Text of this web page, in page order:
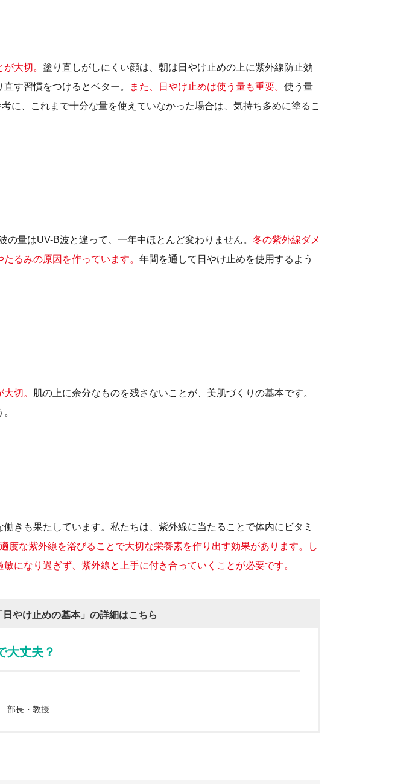
大切。 塗り直しがしにくい顔は、朝は日やけ止めの上に紫外線防止効
す習慣をつけるとベター。
また、日やけ止めは使う量も重要。 使う量
に、これまで十分な量を使えていなかった場合は、気持ち多めに塗るこ
量はUV-B波と違って、一年中ほとんど変わりません。 冬の紫外線ダメ
るみの原因を作っています。 年間を通して日やけ止めを使用するよう
切。
肌の上に余分なものを残さないことが、美肌づくりの基本です。
きも果たしています。私たちは、紫外線に当たることで体内にビタミ
適度な紫外線を浴びることで大切な栄養素を作り出す効果があります。し
になり過ぎず、紫外線と上手に付き合っていくことが必要です。
日やけ止めの基本」の詳細はこちら
大丈夫？
部長・教授